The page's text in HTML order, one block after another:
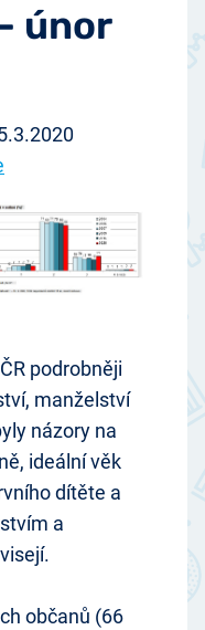
únor
podrobněji
manželství
názory na
ideální věk
dítěte a
a
občanů (66